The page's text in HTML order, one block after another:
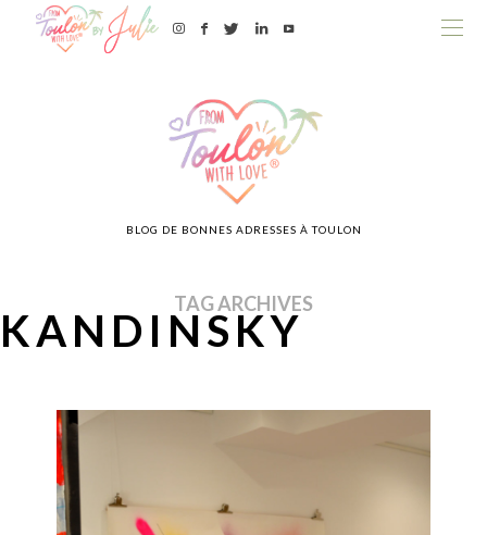
BLOG DE BONNES ADRESSES À TOULON
TAG ARCHIVES
KANDINSKY